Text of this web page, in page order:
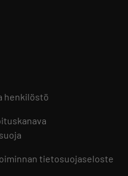
henkilöstö
tietosuojaseloste